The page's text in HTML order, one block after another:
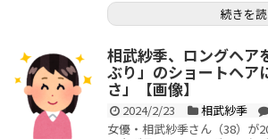
続きを
相武紗季、ロングヘア
ぶり」のショートヘア
さ」【画像】
2024/2/23 相武紗季
女優・相武紗季さん（38）が